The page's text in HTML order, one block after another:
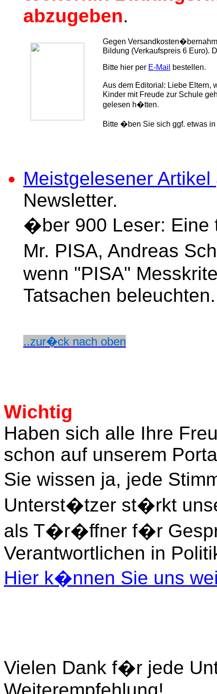
abzugeben.
Gegen
Bildung (Verkaufspreis 6 Euro).
Bitte hier per E-Mail bestellen.
Aus dem Editorial: Liebe
Kinder mit Freude zur Schule
gelesen h�tten.
Bitte �ben Sie sich ggf. etwas
Meistgelesener Artikel
Newsletter.
�ber 900 Leser: Eine
Mr. PISA, Andreas
wenn "PISA"
Tatsachen beleuchten.
..zur�ck nach oben
Wichtig
Haben sich alle Ihre
schon auf unserem
Sie wissen ja, jede
Unterst�tzer st�rkt
als T�r�ffner f�r
Verantwortlichen in
Hier k�nnen Sie uns
Vielen Dank f�r jede